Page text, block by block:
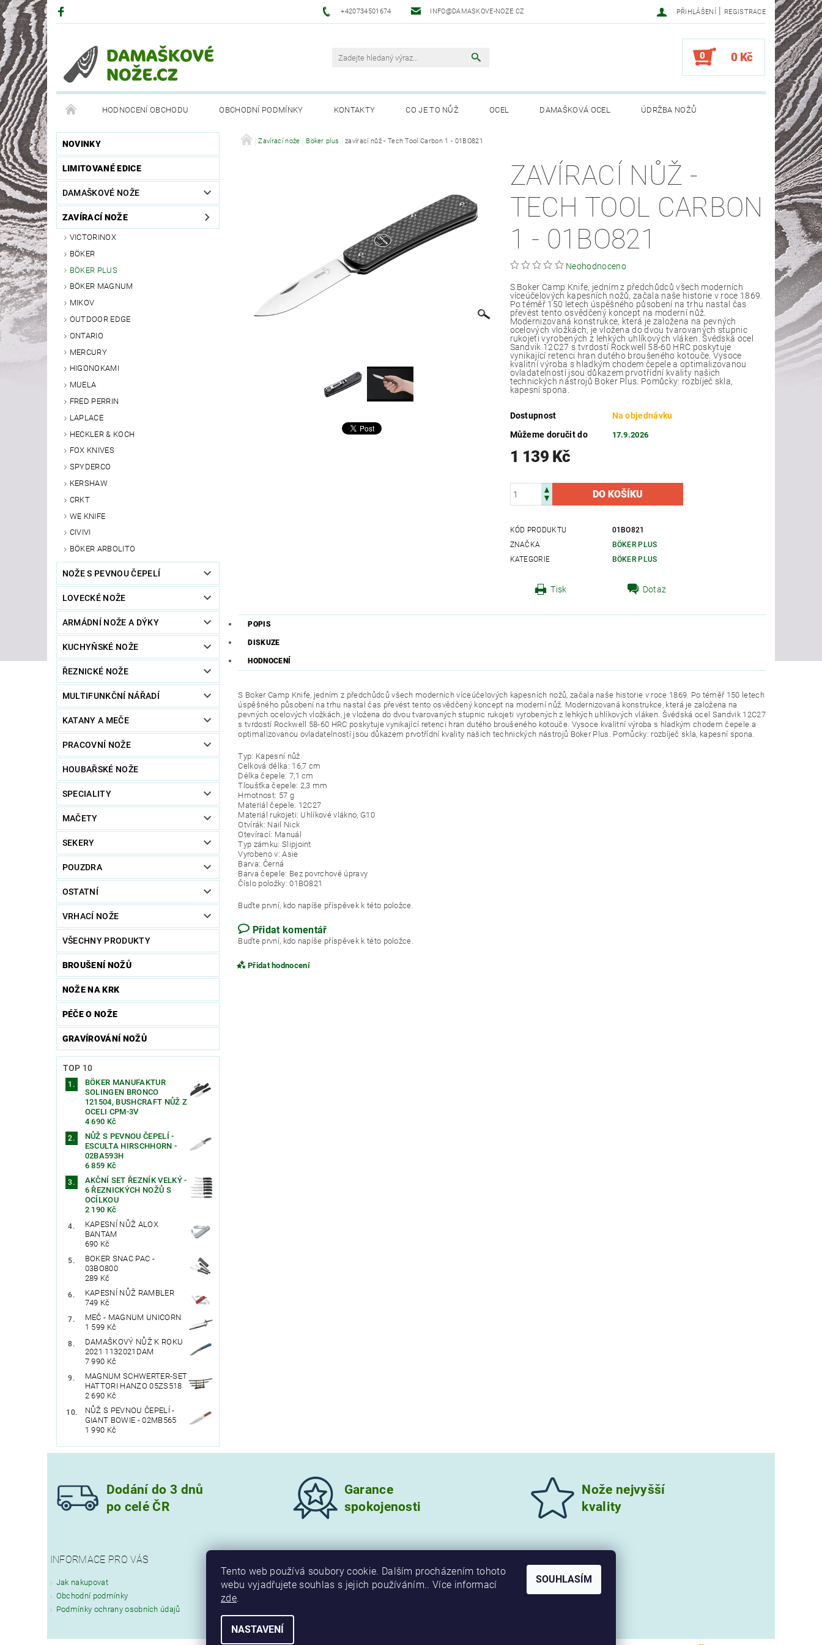
+420734501674 INFO@DAMASKOVE-NOZE.CZ PŘIHLÁŠENÍ | REGISTRACE
0 0 Kč
HODNOCENÍ OBCHODU OBCHODNÍ PODMÍNKY KONTAKTY CO JE TO NŮŽ OCEL DAMAŠKOVÁ OCEL ÚDRŽBA NOŽŮ
DRUHY OCELÍ BÖKEROVA MANUFAKTURA SOLINGEN
NOVINKY
LIMITOVANÉ EDICE
DAMAŠKOVÉ NOŽE
ZAVÍRACÍ NOŽE
VICTORINOX
BÖKER
BÖKER PLUS
BÖKER MAGNUM
MIKOV
OUTDOOR EDGE
ONTARIO
MERCURY
HIGONOKAMI
MUELA
FRED PERRIN
LAPLACE
HECKLER & KOCH
FOX KNIVES
SPYDERCO
KERSHAW
CRKT
WE KNIFE
CIVIVI
BÖKER ARBOLITO
NOŽE S PEVNOU ČEPELÍ
LOVECKÉ NOŽE
ARMÁDNÍ NOŽE A DÝKY
KUCHYŇSKÉ NOŽE
ŘEZNICKÉ NOŽE
MULTIFUNKČNÍ NÁŘADÍ
KATANY A MEČE
PRACOVNÍ NOŽE
HOUBAŘSKÉ NOŽE
SPECIALITY
MAČETY
SEKERY
POUZDRA
OSTATNÍ
VRHACÍ NOŽE
VŠECHNY PRODUKTY
BROUŠENÍ NOŽŮ
NOŽE NA KRK
PÉČE O NOŽE
GRAVÍROVÁNÍ NOŽŮ
TOP 10
BÖKER MANUFAKTUR
SOLINGEN BRONCO
121504, BUSHCRAFT NŮŽ Z
OCELI CPM-3V
4 690 Kč
NŮŽ S PEVNOU ČEPELÍ -
ESCULTA HIRSCHHORN -
02BA593H
6 859 Kč
AKČNÍ SET ŘEZNÍK VELKÝ -
6 ŘEZNICKÝCH NOŽŮ S
OCÍLKOU
2 190 Kč
KAPESNÍ NŮŽ ALOX
BANTAM
690 Kč
BOKER SNAC PAC -
03BO800
289 Kč
KAPESNÍ NŮŽ RAMBLER
749 Kč
MEČ - MAGNUM UNICORN
1 599 Kč
DAMAŠKOVÝ NŮŽ K ROKU
2021 1132021DAM
7 990 Kč
MAGNUM SCHWERTER-SET
HATTORI HANZO 05ZS518
2 690 Kč
NŮŽ S PEVNOU ČEPELÍ -
GIANT BOWIE - 02MB565
1 990 Kč
Zavírací nože Böker plus zavírací nůž - Tech Tool Carbon 1 - 01BO821
ZAVÍRACÍ NŮŽ -
TECH TOOL CARBON
1 - 01BO821
Neohodnoceno
S Boker Camp Knife, jedním z předchůdců všech moderních
víceúčelových kapesních nožů, začala naše historie v roce 1869.
Po téměř 150 letech úspěšného působení na trhu nastal čas
převést tento osvědčený koncept na moderní nůž.
Modernizovaná konstrukce, která je založena na pevných
ocelových vložkách, je vložena do dvou tvarovaných stupnic
rukojeti vyrobených z lehkých uhlíkových vláken. Švédská ocel
Sandvik 12C27 s tvrdostí Rockwell 58-60 HRC poskytuje
vynikající retenci hran dutého broušeného kotouče. Vysoce
kvalitní výroba s hladkým chodem čepele a optimalizovanou
ovladatelností jsou důkazem prvotřídní kvality našich
technických nástrojů Boker Plus. Pomůcky: rozbíječ skla,
kapesní spona.
Dostupnost
Na objednávku
Můžeme doručit do
17.9.2026
1 139 Kč
KÓD PRODUKTU
01BO821
ZNAČKA
BÖKER PLUS
KATEGORIE
BÖKER PLUS
Tisk Dotaz
POPIS
DISKUZE
HODNOCENÍ
S Boker Camp Knife, jedním z předchůdců všech moderních víceúčelových kapesních nožů, začala naše historie v roce 1869. Po téměř 150 letech
úspěšného působení na trhu nastal čas převést tento osvědčený koncept na moderní nůž. Modernizovaná konstrukce, která je založena na
pevných ocelových vložkách, je vložena do dvou tvarovaných stupnic rukojeti vyrobených z lehkých uhlíkových vláken. Švédská ocel Sandvik 12C27
s tvrdostí Rockwell 58-60 HRC poskytuje vynikající retenci hran dutého broušeného kotouče. Vysoce kvalitní výroba s hladkým chodem čepele a
optimalizovanou ovladatelností jsou důkazem prvotřídní kvality našich technických nástrojů Boker Plus. Pomůcky: rozbíječ skla, kapesní spona.
Typ: Kapesní nůž
Celková délka: 16,7 cm
Délka čepele: 7,1 cm
Tloušťka čepele: 2,3 mm
Hmotnost: 57 g
Materiál čepele: 12C27
Materiál rukojeti: Uhlíkové vlákno, G10
Otvírák: Nail Nick
Otevírací: Manuál
Typ zámku: Slipjoint
Vyrobeno v: Asie
Barva: Černá
Barva čepele: Bez povrchové úpravy
Číslo položky: 01BO821
Buďte první, kdo napíše příspěvek k této položce.
Přidat komentář
Buďte první, kdo napíše příspěvek k této položce.
Přidat hodnocení
Dodání do 3 dnů
po celé ČR
Garance
spokojenosti
Nože nejvyšší
kvality
INFORMACE PRO VÁS
Jak nakupovat
Obchodní podmínky
Podmínky ochrany osobních údajů
Tento web používá soubory cookie. Dalším procházením tohoto
webu vyjadřujete souhlas s jejich používáním.. Více informací
zde.
NASTAVENÍ
SOUHLASÍM